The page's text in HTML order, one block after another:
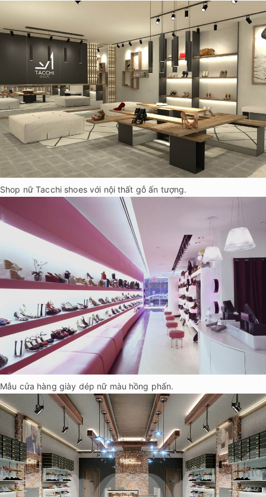
Shop nữ Tacchi shoes với nội thất gỗ ấn tượng.
Mẫu cửa hàng giày dép nữ màu hồng phấn.